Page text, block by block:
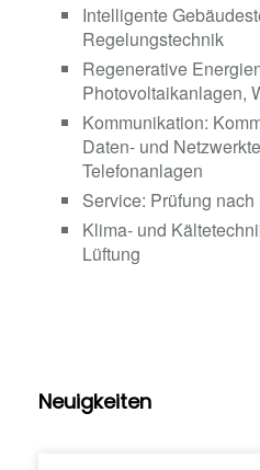
Intelligente
Regelungstechnik
Regenerative
Photovoltaikanlagen,
Kommunikation:
Daten- und
Telefonanlagen
Service: Prüfung
Klima- und
Lüftung
Neuigkeiten